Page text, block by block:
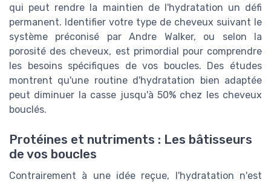
qui peut rendre la maintien de l'hydratation un défi
permanent. Identifier votre type de cheveux suivant le
système préconisé par Andre Walker, ou selon la
porosité des cheveux, est primordial pour comprendre
les besoins spécifiques de vos boucles. Des études
montrent qu'une routine d'hydratation bien adaptée
peut diminuer la casse jusqu'à 50% chez les cheveux
bouclés.
Protéines et nutriments : Les bâtisseurs
de vos boucles
Contrairement à une idée reçue, l'hydratation n'est